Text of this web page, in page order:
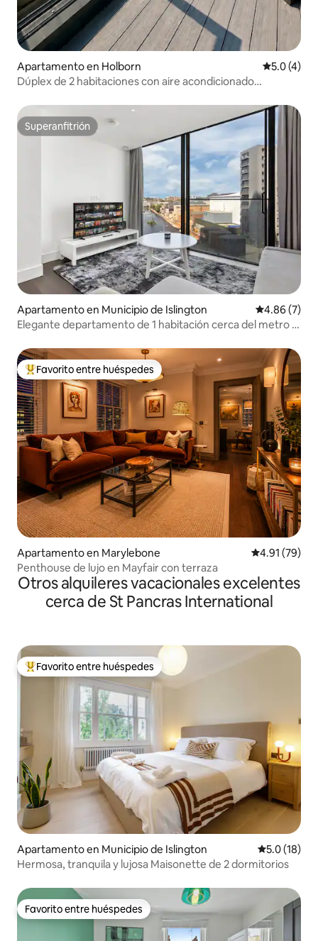
Apartamento en Holborn
5.0 (4)
Dúplex de 2 habitaciones con aire acondicionado
Superanfitrión
Superanfitrión
Apartamento en Municipio de Islington Calificación
4.86 (7)
Elegante departamento de 1 habitación cerca del metro |
Favorito entre huéspedes preferido
Favorito entre huéspedes
Apartamento en Marylebone Calificación
4.91 (79)
Penthouse de lujo en Mayfair con terraza
Otros alquileres vacacionales excelentes
cerca de St Pancras International
Favorito entre huéspedes preferido
Favorito entre huéspedes
Apartamento en Municipio de Islington Calificación
5.0 (18)
Hermosa, tranquila y lujosa Maisonette de 2 dormitorios
Favorito entre huéspedes
Favorito entre huéspedes